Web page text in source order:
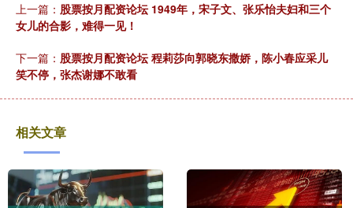
上一篇： 股票按月配资论坛 1949年，宋子文、张乐怡夫妇和三个
女儿的合影，难得一见！
下一篇： 股票按月配资论坛 程莉莎向郭晓东撒娇，陈小春应采儿
笑不停，张杰谢娜不敢看
相关文章